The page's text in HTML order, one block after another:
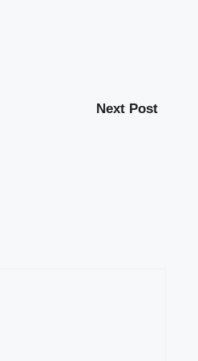
Next Post